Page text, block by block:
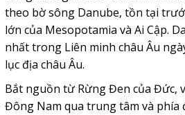
theo bờ sông Danube, tồn tại
lớn của Mesopotamia và Ai Cập.
nhất trong Liên minh châu Âu
lục địa châu Âu.
Bắt nguồn từ Rừng Đen của Đức,
Đông Nam qua trung tâm và phía